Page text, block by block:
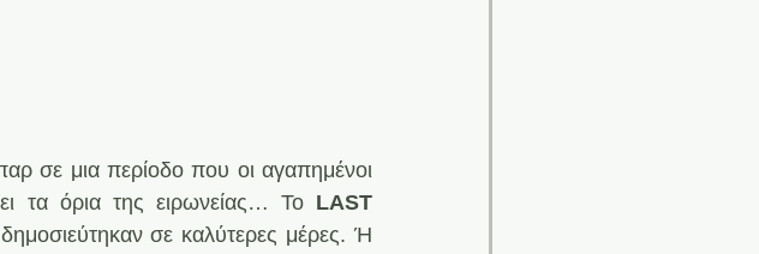
σε μια περίοδο που οι αγαπημένοι
τα όρια της ειρωνείας… Το LAST
σε καλύτερες μέρες. Ή